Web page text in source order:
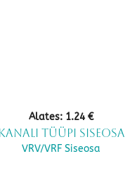
Alates: 1.24 €
Kanali tüüpi siseosa
VRV/VRF Siseosa